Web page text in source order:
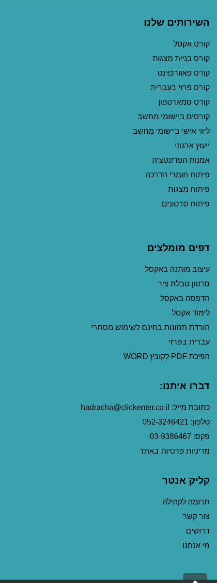
השירותים שלנו
קורס אקסל
קורס בניית מצגות
קורס פאוורפוינט
קורס פרזי בעברית
קורס סמארטפון
קורסים ביישומי מחשב
ליווי אישי ביישומי מחשב
ייעוץ ארגוני
אמנות הפרזנטציה
פיתוח חומרי הדרכה
פיתוח מצגות
פיתוח סרטונים
דפים מומלצים
עיצוב מותנה באקסל
סרטון טבלת ציר
הדפסה באקסל
לימוד אקסל
הורדת תמונות בחינם לשימוש מסחרי
עברית בפרזי
הפיכת PDF לקובץ WORD
דברו איתנו:
כתובת מייל: hadracha@clickenter.co.il
טלפון: 052-3246421
פקס: 03-9386467
מדיניות פרטיות באתר
קליק אנטר
תרומה לקהילה
צור קשר
דרושים
מי אנחנו